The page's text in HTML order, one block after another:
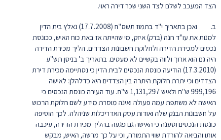
הצד המעכב לשלם לצד השני שכר דירה ראוי.
ב. ואכן בתאריך י"ד בתמוז תשס"ח (17.7.2008) נאלץ בית הדין
למנות את עו"ד חנה (ברק) איזק, מי שהייתה אז באת כוח האיש, ככונסת
נכסים למכירת הדירה ולחלוקת חשבונות הצדדים. הליך מכירת הדירה
היה גם הוא ארוך ולווה בקשיים לא מעטים. בתאריך ב' בניסן תש"ע
(17.3.2010) הודיעה כונסת הנכסים לבית הדין כי נסתיימה מכירת דירת
הצדדים וכי יתרת חלוקת היתרה בין הצדדים היא כדלהלן: לאישה
999,196 ש"ח ולאיש 1,131,297 ש"ח. עוד העירה כונסת הנכסים כי
האישה לא משתפת עמה פעולה ואינה מוסרת מידע לשם חלוקת הרכוש
על חשבונות הבנק שלה ואודות עסק האדריכלות שניהלה. לכך הוסיפה
כונסת הנכסים וטענה כי האישה גם פגעה בהליך מכירת הדירה, עיכבה
אותו והביאה להורדת שווי התמורה, וכי על כך מרשה, האיש, מבקש